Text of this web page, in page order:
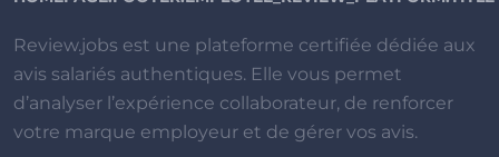
Review.jobs est une plateforme certifiée dédiée aux
avis salariés authentiques. Elle vous permet
d’analyser l’expérience collaborateur, de renforcer
votre marque employeur et de gérer vos avis.